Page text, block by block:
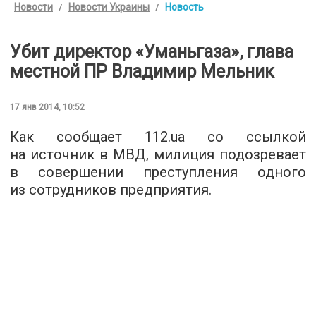
Новости Новости Украины Новость
Убит директор «Уманьгаза», глава
местной ПР Владимир Мельник
17 янв 2014, 10:52
Как сообщает 112.ua со ссылкой
на источник в МВД, милиция подозревает
в совершении преступления одного
из сотрудников предприятия.